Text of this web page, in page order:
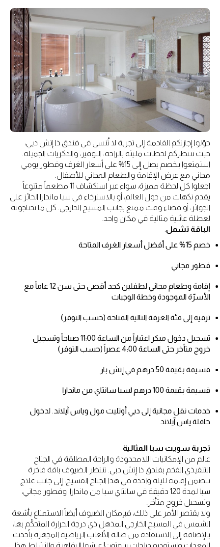
حوّلوا إجازتكم القادمة إلى تجربة لا تُنسى في فندق ذا إتش دبي،
حيث تنتظركم لحظات مليئة بالراحة، التوفير، والذكريات الجميلة.
استمتعوا بـخصم يصل إلى 15% على أسعار الغرف وفطور يومي
مجاني مع عرض الإقامة والطعام المجاني للأطفال.
اجعلوا كل لحظة مميزة، سواء عبر استكشاف 11 مطعماً متنوعاً
يقدم نكهات من حول العالم، أو بالاسترخاء في سبا ماندارا الحائز على
الجوائز، أو قضاء وقت ممتع بجانب المسبح الخارجي. كل ما تحتاجونه
لعطلة عائلية مثالية في مكان واحد.
الباقة تشمل:
خصم 15% على أفضل أسعار الغرف المتاحة
فطور مجاني
إقامة وطعام مجاني لطفلين كحد أقصى حتى سن 12 عاماً مع
الأسرّة الموجودة وخطة الوجبات
ترقية إلى فئة الغرفة التالية المتاحة (حسب التوفر)
تسجيل دخول مبكر اعتباراً من الساعة 11:00 صباحاً وتسجيل
خروج متأخر حتى الساعة 4:00 عصراً (حسب التوفر)
قسيمة بقيمة 50 درهم في إتش بار
قسيمة بقيمة 100 درهم لسبا سانتاي من ماندارا
خدمات نقل مجانية إلى دبي أوتليت مول وياس آيلاند. لدخول
حافلة ياس آيلاند
تجربة سويت سبا المثالية
عالم من الإمكانيات اللامحدودة والراحة المطلقة في الجناح
التنفيذي الفخم بفندق ذا إتش دبي. تنتظر الضيوف باقة فاخرة
تتضمن إقامة لليلة واحدة في هذا الجناح الفسيح، إلى جانب علاج
سبا لمدة 120 دقيقة في سانتاي سبا من ماندارا، وفطور مجاني،
وتسجيل خروج متأخر.
ولا يقتصر الأمر على ذلك، فبإمكان الضيوف أيضاً الاستمتاع بأشعة
الشمس في المسبح الخارجي المذهل ذي درجة الحرارة المتحكّم بها،
بالإضافة إلى الاستفادة من صالة الألعاب الرياضية المجهزة بأحدث